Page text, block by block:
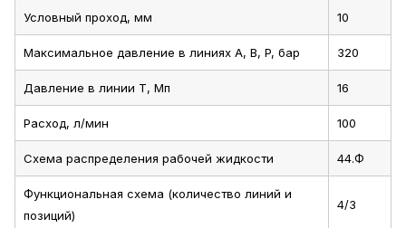
Условный проход, мм 10
Максимальное давление в линиях A, B, P, бар 320
Давление в линии T, Мп 16
Расход, л/мин 100
Схема распределения рабочей жидкости 44.Ф
Функциональная схема (количество линий и
позиций)
4/3